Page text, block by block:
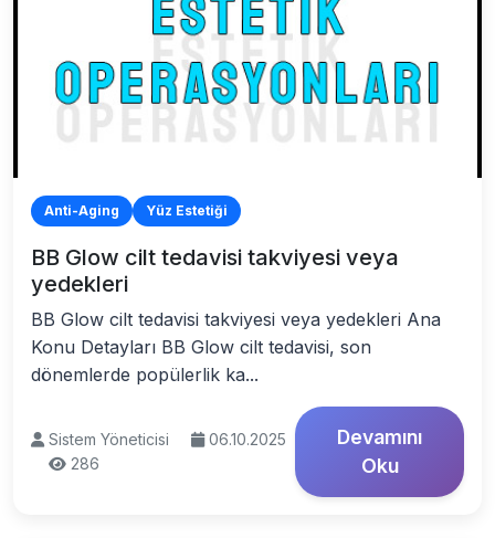
Anti-Aging Yüz Estetiği
BB Glow cilt tedavisi takviyesi veya
yedekleri
BB Glow cilt tedavisi takviyesi veya yedekleri Ana
Konu Detayları BB Glow cilt tedavisi, son
dönemlerde popülerlik ka...
Sistem Yöneticisi
06.10.2025
286
Devamını
Oku